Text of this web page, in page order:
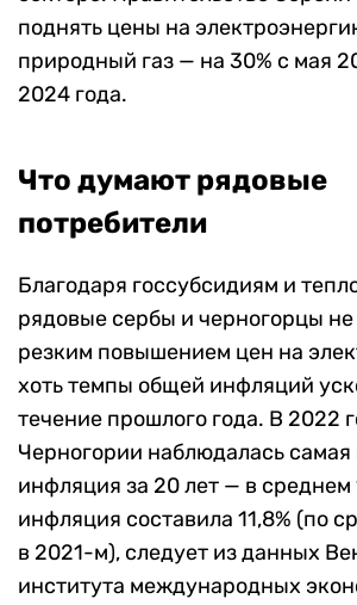
поднять цены на
природный газ — на 30% с мая
2024 года.
Что думают рядовые
потребители
Благодаря госсубсидиям и
рядовые сербы и черногорцы не
резким повышением цен на
хоть темпы общей инфляций
течение прошлого года. В 2022
Черногории наблюдалась самая
инфляция за 20 лет — в среднем
инфляция составила 11,8% (по
в 2021-м), следует из данных
института международных